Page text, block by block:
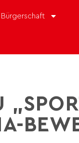
Bürgerschaft